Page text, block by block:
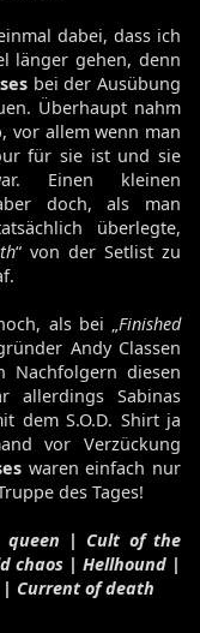
dabei, dass ich
länger gehen, denn
bei der Ausübung
Überhaupt nahm
vor allem wenn man
für sie ist und sie
Einen kleinen
doch, als man
überlegte,
“ von der Setlist zu
als bei „ Finished
Andy Classen
diesen
allerdings Sabinas
dem S.O.D. Shirt ja
vor Verzückung
waren einfach nur
des Tages!
queen | Cult of the
chaos | Hellhound |
Current of death